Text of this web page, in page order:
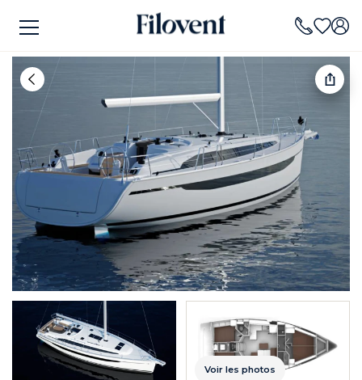
Voir les photos